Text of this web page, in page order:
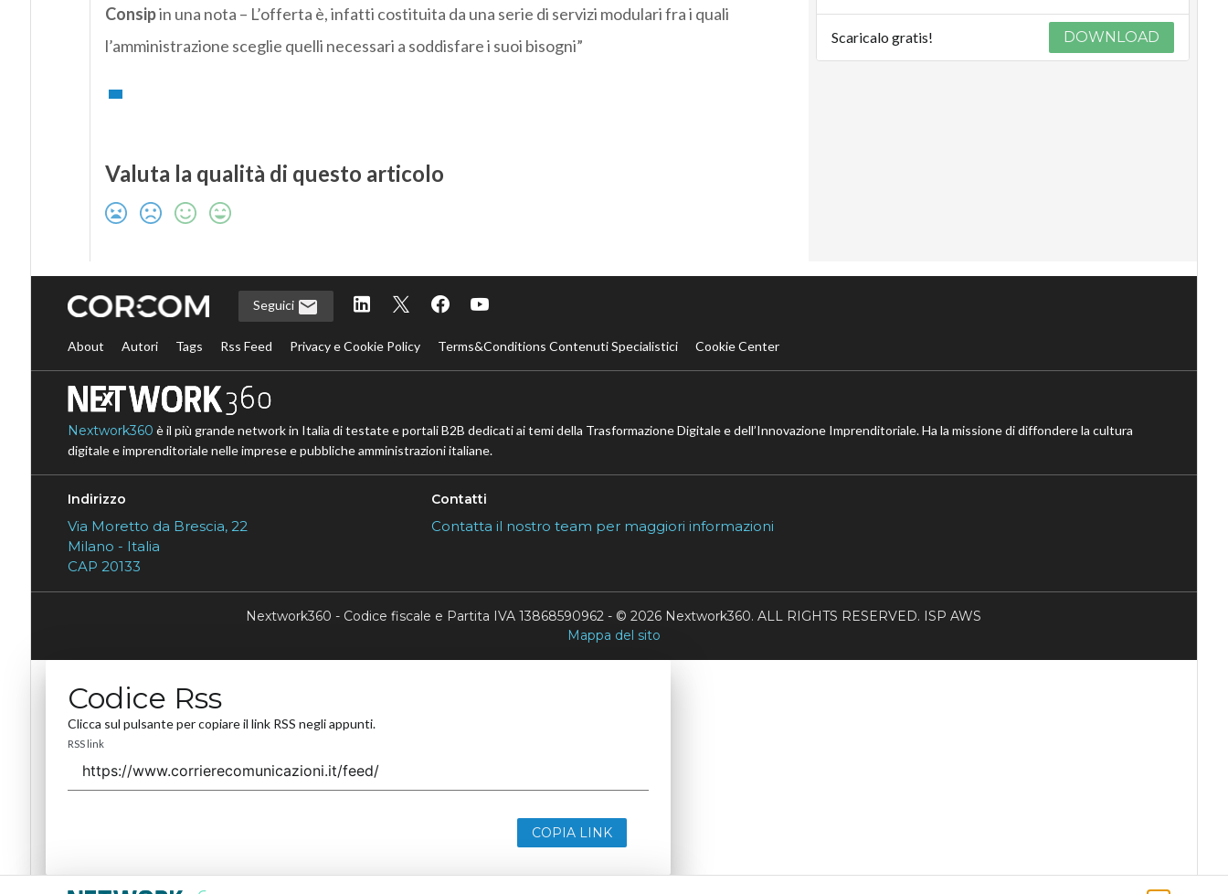
Consipin una nota – L’offerta è, infatti costituita da una serie di servizi modulari fra i quali
l’amministrazione sceglie quelli necessari a soddisfare i suoi bisogni”
Valuta la qualità di questo articolo
Scaricalo gratis! DOWNLOAD
Seguici
About Autori Tags Rss Feed Privacy e Cookie Policy Terms&Conditions Contenuti Specialistici Cookie Center
Nextwork360 è il più grande network in Italia di testate e portali B2B dedicati ai temi della Trasformazione Digitale e dell’Innovazione Imprenditoriale. Ha la missione di diffondere la cultura
digitale e imprenditoriale nelle imprese e pubbliche amministrazioni italiane.
Indirizzo
Via Moretto da Brescia, 22
Milano - Italia
CAP 20133
Contatti
Contatta il nostro team per maggiori informazioni
Nextwork360 - Codice fiscale e Partita IVA 13868590962 - © 2026 Nextwork360. ALL RIGHTS RESERVED. ISP AWS
Mappa del sito
Codice Rss
Clicca sul pulsante per copiare il link RSS negli appunti.
RSS link
COPIA LINK